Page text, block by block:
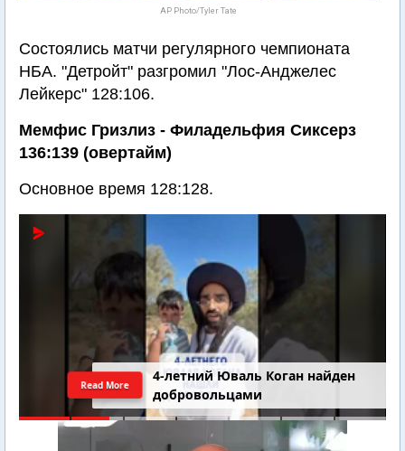
AP Photo/Tyler Tate
Состоялись матчи регулярного чемпионата
НБА. "Детройт" разгромил "Лос-Анджелес
Лейкерс" 128:106.
Мемфис Гризлиз - Филадельфия Сиксерз
136:139 (овертайм)
Основное время 128:128.
4-летний Юваль Коган найден
добровольцами
Read More